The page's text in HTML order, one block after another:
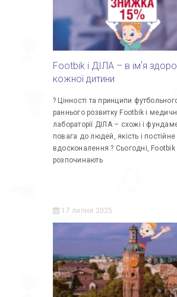
Footbik і ДІЛА – в імʼя
кожної дитини
? Цінності та принципи
раннього розвитку Footbik і
лабораторії ДІЛА – схожі і
повага до людей, якість і постійне
вдосконалення ? Сьогодні, Footbik
розпочинають
17 липня 2025